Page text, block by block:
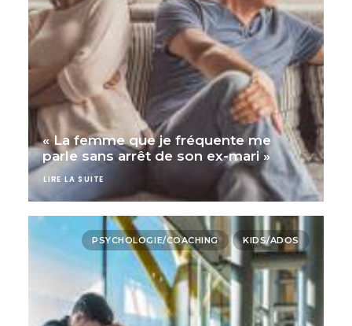
« La femme que je fréquente me
parle sans arrêt de son ex-mari »
LIRE LA SUITE
PSYCHOLOGIE/COACHING KIDS/ADOS